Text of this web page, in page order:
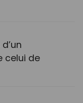
celui de